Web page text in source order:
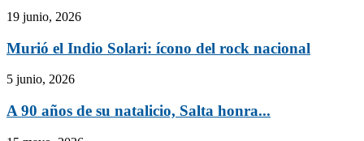
19 junio, 2026
Murió el Indio Solari: ícono del rock nacional
5 junio, 2026
A 90 años de su natalicio, Salta honra...